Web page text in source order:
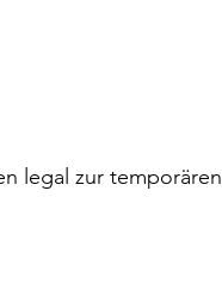
legal zur temporären